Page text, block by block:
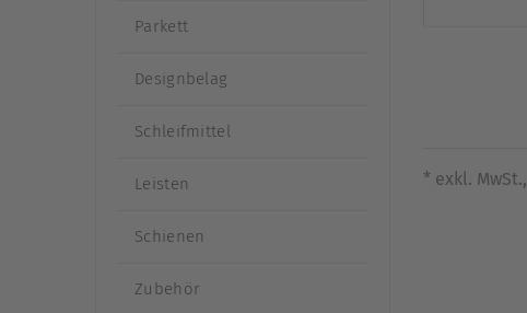
Parkett
Designbelag
Schleifmittel
Leisten
Schienen
Zubehör
* exkl.